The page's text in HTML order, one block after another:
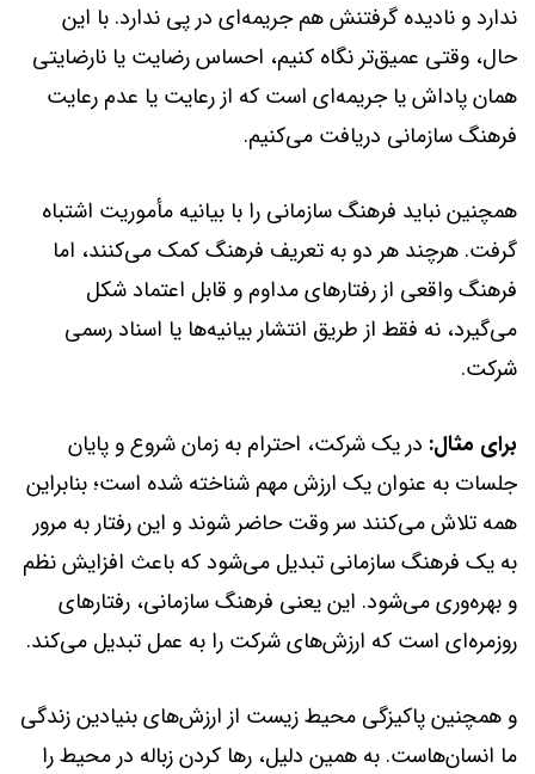
ندارد و نادیده گرفتنش هم جریمه‌ای در پی ندارد. با این
حال، وقتی عمیق‌تر نگاه کنیم، احساس رضایت یا نارضایتی
همان پاداش یا جریمه‌ای است که از رعایت یا عدم رعایت
فرهنگ سازمانی دریافت می‌کنیم.
همچنین نباید فرهنگ سازمانی را با بیانیه مأموریت اشتباه
گرفت. هرچند هر دو به تعریف فرهنگ کمک می‌کنند، اما
فرهنگ واقعی از رفتارهای مداوم و قابل اعتماد شکل
می‌گیرد، نه فقط از طریق انتشار بیانیه‌ها یا اسناد رسمی
شرکت.
برای مثال: در یک شرکت، احترام به زمان شروع و پایان
جلسات به عنوان یک ارزش مهم شناخته شده است؛ بنابراین
همه تلاش می‌کنند سر وقت حاضر شوند و این رفتار به مرور
به یک فرهنگ سازمانی تبدیل می‌شود که باعث افزایش نظم
و بهره‌وری می‌شود. این یعنی فرهنگ سازمانی، رفتارهای
روزمره‌ای است که ارزش‌های شرکت را به عمل تبدیل می‌کند.
و همچنین پاکیزگی محیط زیست از ارزش‌های بنیادین زندگی
ما انسان‌هاست. به همین دلیل، رها کردن زباله در محیط را